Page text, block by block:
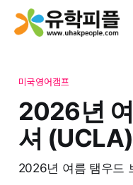
미국영어캠프
2026년
셔 (UCLA)
2026년 여름 탬우드